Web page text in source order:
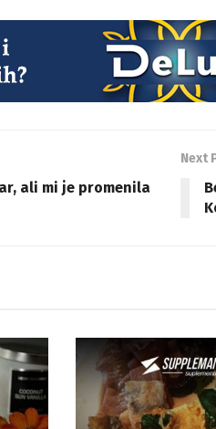
ali mi je promenila
Next